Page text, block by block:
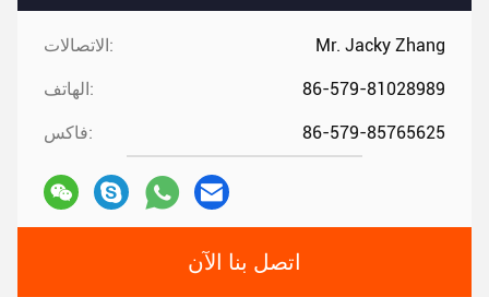
الاتصالات: Mr. Jacky Zhang
الهاتف: 86-579-81028989
فاكس: 86-579-85765625
اتصل بنا الآن